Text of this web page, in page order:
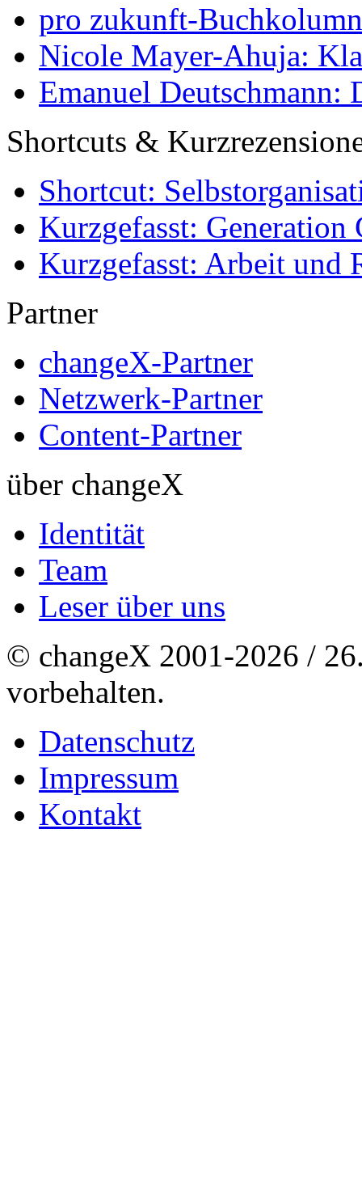
pro zukunft-
Nicole Mayer-Ahuja:
Emanuel Deutschmann:
Shortcuts &
Shortcut:
Kurzgefasst: Generation
Kurzgefasst: Arbeit und
Partner
changeX-Partner
Netzwerk-Partner
Content-Partner
über changeX
Identität
Team
Leser über uns
© changeX 2001-2026 /
vorbehalten.
Datenschutz
Impressum
Kontakt